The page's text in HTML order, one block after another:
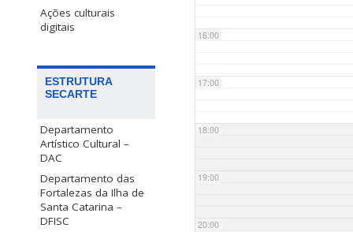
Ações culturais
digitais
ESTRUTURA
SECARTE
Departamento
Artístico Cultural –
DAC
Departamento das
Fortalezas da Ilha de
Santa Catarina –
DFISC
16:00
17:00
18:00
19:00
20:00